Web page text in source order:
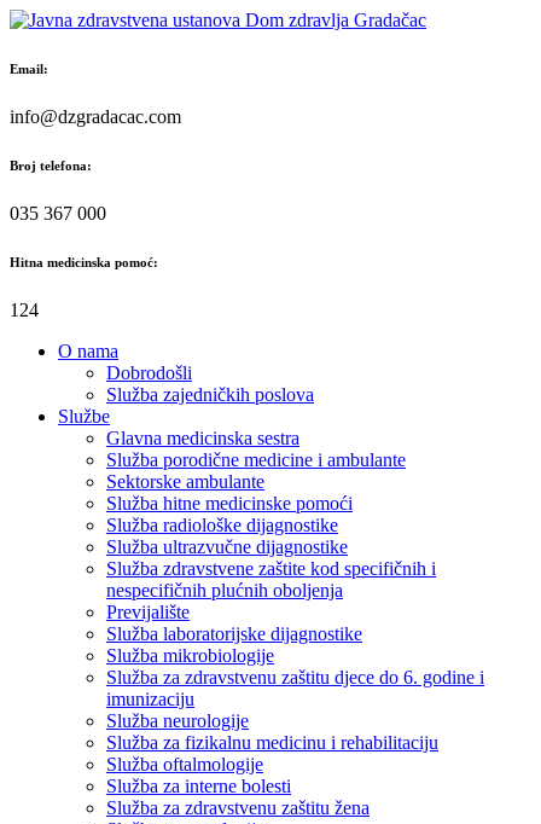
Skip
content
Email:
info@dzgradacac.com
Broj telefona:
035 367 000
Hitna medicinska pomoć:
124
O nama
Dobrodošli
Služba zajedničkih poslova
Službe
Glavna medicinska sestra
Služba porodične medicine i ambulante
Sektorske ambulante
Služba hitne medicinske pomoći
Služba radiološke dijagnostike
Služba ultrazvučne dijagnostike
Služba zdravstvene zaštite kod specifičnih i
nespecifičnih plućnih oboljenja
Previjalište
Služba laboratorijske dijagnostike
Služba mikrobiologije
Služba za zdravstvenu zaštitu djece do 6. godine i
imunizaciju
Služba neurologije
Služba za fizikalnu medicinu i rehabilitaciju
Služba oftalmologije
Služba za interne bolesti
Služba za zdravstvenu zaštitu žena